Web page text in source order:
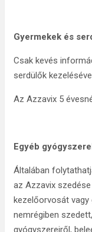
Gyermekek és
Csak kevés
serdülők
Az Azzavix 5
Egyéb
Általában
az Azzavix
kezelőorvosát vagy
nemrégiben
gyógyszereiről,